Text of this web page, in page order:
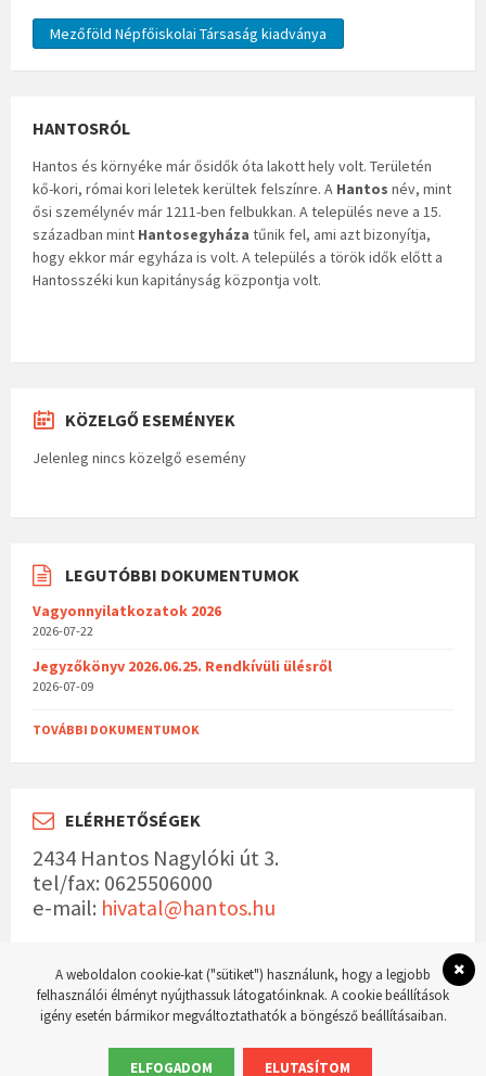
Mezőföld Népfőiskolai Társaság kiadványa
HANTOSRÓL
Hantos és környéke már ősidők óta lakott hely volt. Területén
kő-kori, római kori leletek kerültek felszínre. A Hantos név, mint
ősi személynév már 1211-ben felbukkan. A település neve a 15.
században mint Hantosegyháza tűnik fel, ami azt bizonyítja,
hogy ekkor már egyháza is volt. A település a török idők előtt a
Hantosszéki kun kapitányság központja volt.
KÖZELGŐ ESEMÉNYEK
Jelenleg nincs közelgő esemény
LEGUTÓBBI DOKUMENTUMOK
Vagyonnyilatkozatok 2026
2026-07-22
Jegyzőkönyv 2026.06.25. Rendkívüli ülésről
2026-07-09
TOVÁBBI DOKUMENTUMOK
ELÉRHETŐSÉGEK
2434 Hantos Nagylóki út 3.
tel/fax: 0625506000
e-mail: hivatal@hantos.hu
© 2023 Hantos község hivatalos weboldala Készítette:WordPress Master weboldal
A weboldalon cookie-kat ("sütiket") használunk, hogy a legjobb
felhasználói élményt nyújthassuk látogatóinknak. A cookie beállítások
igény esetén bármikor megváltoztathatók a böngésző beállításaiban.
ELFOGADOM ELUTASÍTOM